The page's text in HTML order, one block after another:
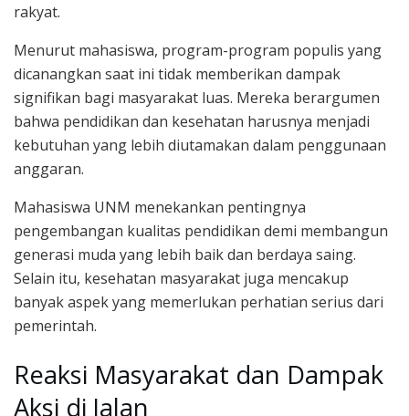
rakyat.
Menurut mahasiswa, program-program populis yang
dicanangkan saat ini tidak memberikan dampak
signifikan bagi masyarakat luas. Mereka berargumen
bahwa pendidikan dan kesehatan harusnya menjadi
kebutuhan yang lebih diutamakan dalam penggunaan
anggaran.
Mahasiswa UNM menekankan pentingnya
pengembangan kualitas pendidikan demi membangun
generasi muda yang lebih baik dan berdaya saing.
Selain itu, kesehatan masyarakat juga mencakup
banyak aspek yang memerlukan perhatian serius dari
pemerintah.
Reaksi Masyarakat dan Dampak
Aksi di Jalan